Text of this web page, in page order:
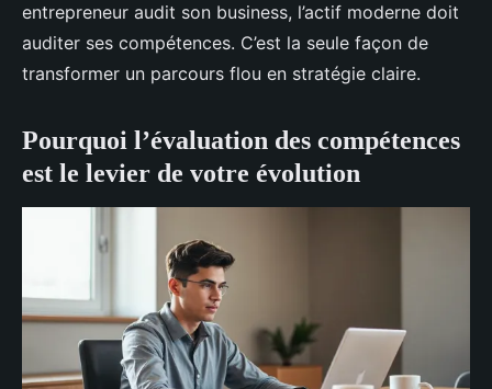
entrepreneur audit son business, l’actif moderne doit
auditer ses compétences. C’est la seule façon de
transformer un parcours flou en stratégie claire.
Pourquoi l’évaluation des compétences
est le levier de votre évolution